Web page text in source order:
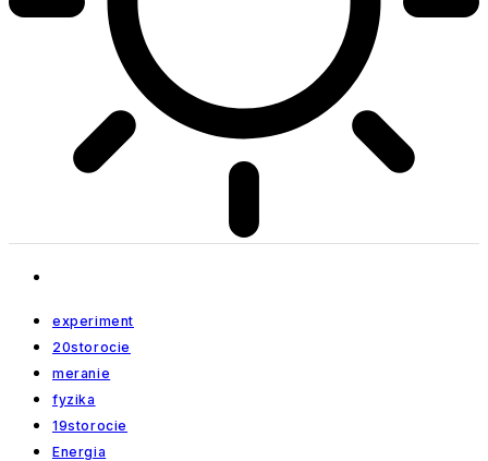
experiment
20storocie
meranie
fyzika
19storocie
Energia